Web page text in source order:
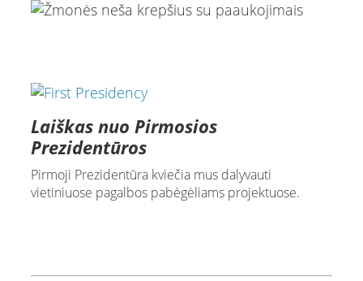
Laiškas nuo Pirmosios
Prezidentūros
Pirmoji Prezidentūra kviečia mus dalyvauti
vietiniuose pagalbos pabėgėliams projektuose.